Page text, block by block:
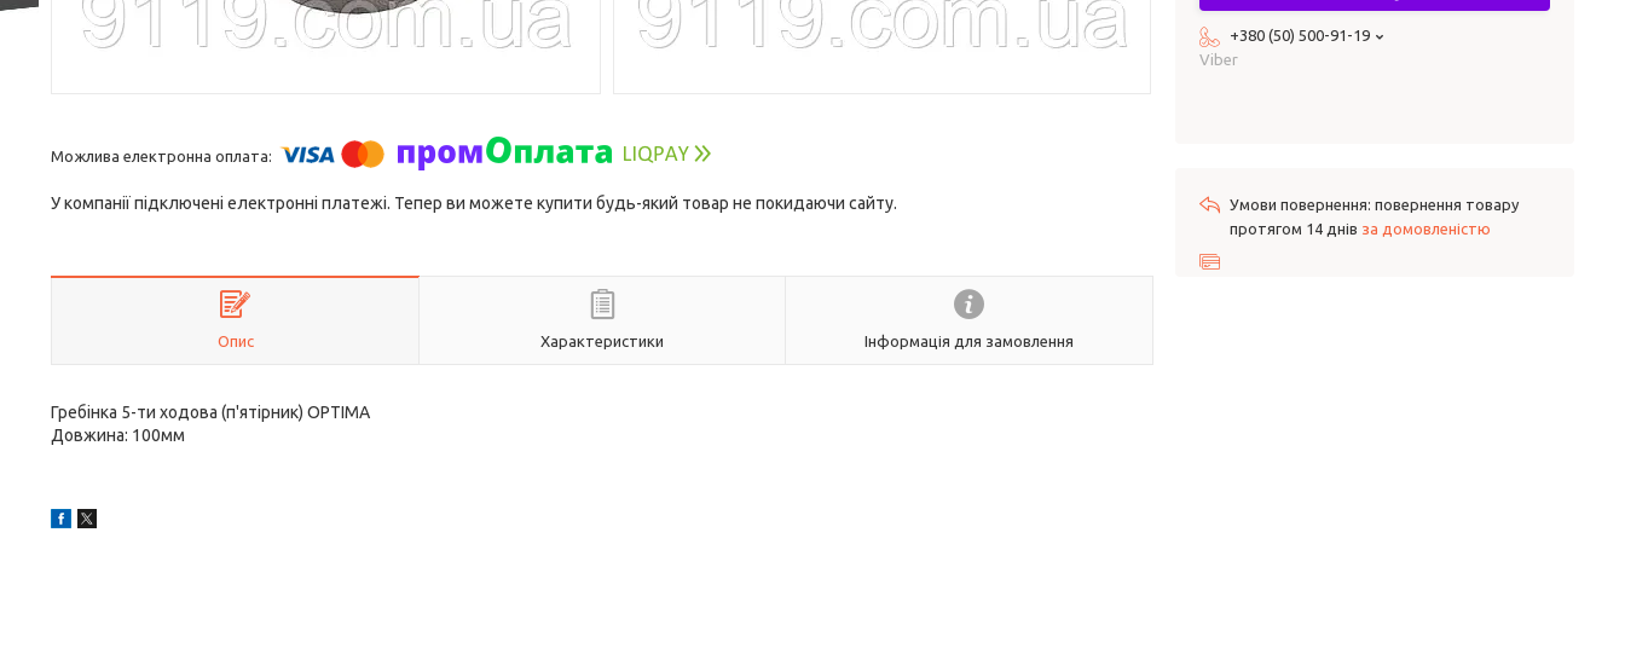
У компанії підключені електронні платежі. Тепер ви можете купити будь-який товар не покидаючи сайту.
Опис Характеристики Інформація для замовлення
Гребінка 5-ти ходова (п'ятірник) OPTIMA
Довжина: 100мм
+380 (50) 500-91-19
Viber
повернення товару
протягом 14 днів за домовленістю